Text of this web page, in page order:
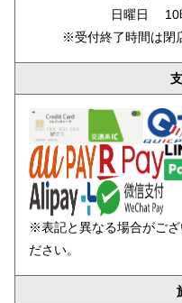
日曜日 10
※受付終了時間は閉
※表記と異なる場合がござ
ださい。